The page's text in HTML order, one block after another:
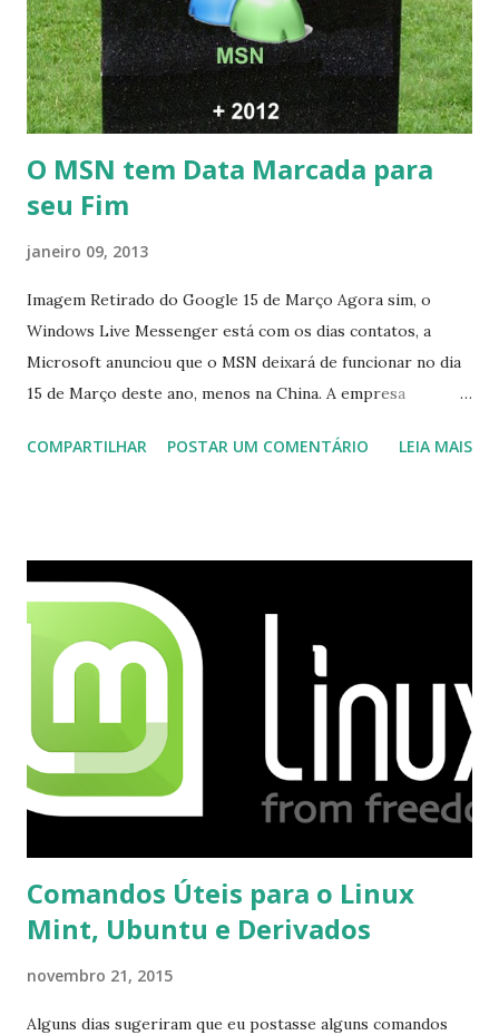
O MSN tem Data Marcada para
seu Fim
janeiro 09, 2013
Imagem Retirado do Google 15 de Março Agora sim, o
Windows Live Messenger está com os dias contatos, a
Microsoft anunciou que o MSN deixará de funcionar no dia
15 de Março deste ano, menos na China. A empresa
integrado com o serviço do MSN, segundo a empresa, os
o Windows Live (assim como muitos profissionais de TI) ,
mesmo na versão para Linux, claro, sempre existem outras
opções e o Pidgin, que se mostra como opção.
COMPARTILHAR POSTAR UM COMENTÁRIO LEIA MAIS
Comandos Úteis para o Linux
Mint, Ubuntu e Derivados
novembro 21, 2015
Alguns dias sugeriram que eu postasse alguns comandos